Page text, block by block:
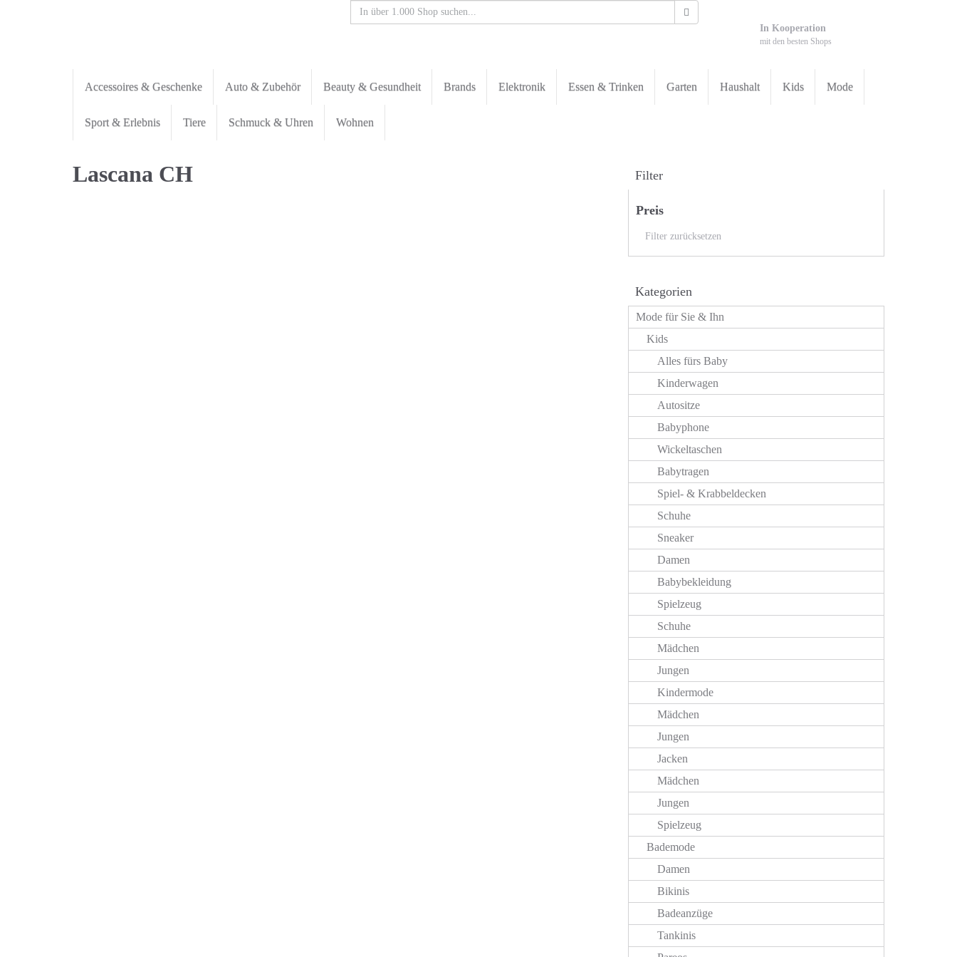
In Kooperation
mit den besten Shops
Accessoires & Geschenke Auto & Zubehör Beauty & Gesundheit Brands Elektronik Essen & Trinken Garten Haushalt Kids Mode
Sport & Erlebnis Tiere Schmuck & Uhren Wohnen
Lascana CH Filter
Preis
Filter zurücksetzen
Kategorien
Mode für Sie & Ihn
Kids
Alles fürs Baby
Kinderwagen
Autositze
Babyphone
Wickeltaschen
Babytragen
Spiel- & Krabbeldecken
Schuhe
Sneaker
Damen
Babybekleidung
Spielzeug
Schuhe
Mädchen
Jungen
Kindermode
Mädchen
Jungen
Jacken
Mädchen
Jungen
Spielzeug
Bademode
Damen
Bikinis
Badeanzüge
Tankinis